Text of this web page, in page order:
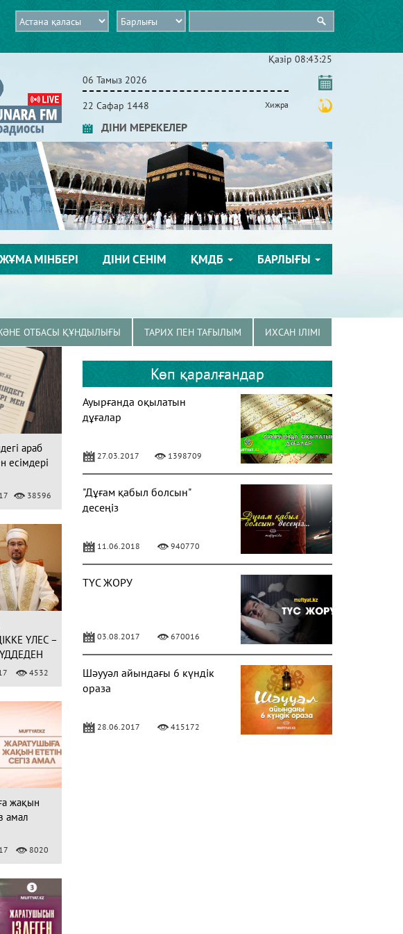
Қазір 08:43:26
06 Тамыз 2026
22 Сафар 1448 Хижра
ДІНИ МЕРЕКЕЛЕР
ЖҰМА МІНБЕРІ ДІНИ СЕНІМ ҚМДБ БАРЛЫҒЫ
ОТБАСЫ ҚҰНДЫЛЫҒЫ ТАРИХ ПЕН ТАҒЫЛЫМ ИХСАН ІЛІМІ
араб
есімдері
38596
ҮЛЕС –
4532
жақын
амал
8020
Көп қаралғандар
Ауырғанда оқылатын
дұғалар
27.03.2017 1398709
"Дұғам қабыл болсын"
десеңіз
11.06.2018 940770
ТҮС ЖОРУ
03.08.2017 670016
Шәууәл айындағы 6 күндік
ораза
28.06.2017 415172